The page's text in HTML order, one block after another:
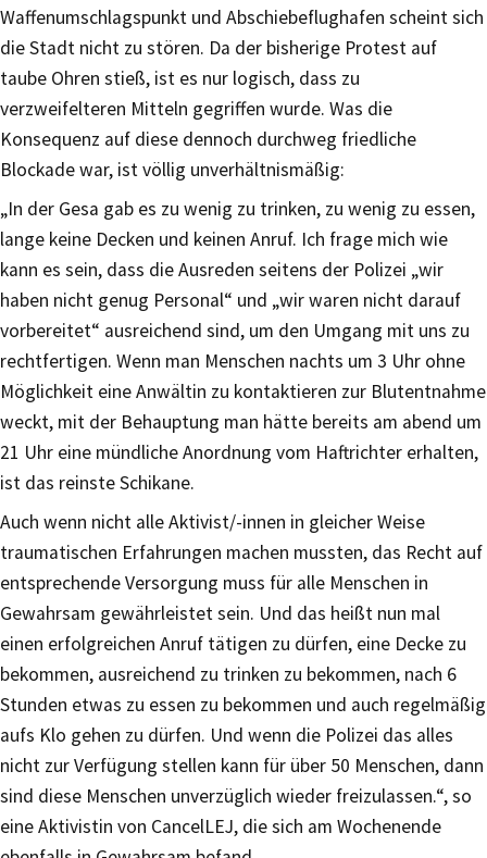
Waffenumschlagspunkt und Abschiebeflughafen scheint sich
die Stadt nicht zu stören. Da der bisherige Protest auf
taube Ohren stieß, ist es nur logisch, dass zu
verzweifelteren Mitteln gegriffen wurde. Was die
Konsequenz auf diese dennoch durchweg friedliche
Blockade war, ist völlig unverhältnismäßig:
„In der Gesa gab es zu wenig zu trinken, zu wenig zu essen,
lange keine Decken und keinen Anruf. Ich frage mich wie
kann es sein, dass die Ausreden seitens der Polizei „wir
haben nicht genug Personal“ und „wir waren nicht darauf
vorbereitet“ ausreichend sind, um den Umgang mit uns zu
rechtfertigen. Wenn man Menschen nachts um 3 Uhr ohne
Möglichkeit eine Anwältin zu kontaktieren zur Blutentnahme
weckt, mit der Behauptung man hätte bereits am abend um
21 Uhr eine mündliche Anordnung vom Haftrichter erhalten,
ist das reinste Schikane.
Auch wenn nicht alle Aktivist/-innen in gleicher Weise
traumatischen Erfahrungen machen mussten, das Recht auf
entsprechende Versorgung muss für alle Menschen in
Gewahrsam gewährleistet sein. Und das heißt nun mal
einen erfolgreichen Anruf tätigen zu dürfen, eine Decke zu
bekommen, ausreichend zu trinken zu bekommen, nach 6
Stunden etwas zu essen zu bekommen und auch regelmäßig
aufs Klo gehen zu dürfen. Und wenn die Polizei das alles
nicht zur Verfügung stellen kann für über 50 Menschen, dann
sind diese Menschen unverzüglich wieder freizulassen.“, so
eine Aktivistin von CancelLEJ, die sich am Wochenende